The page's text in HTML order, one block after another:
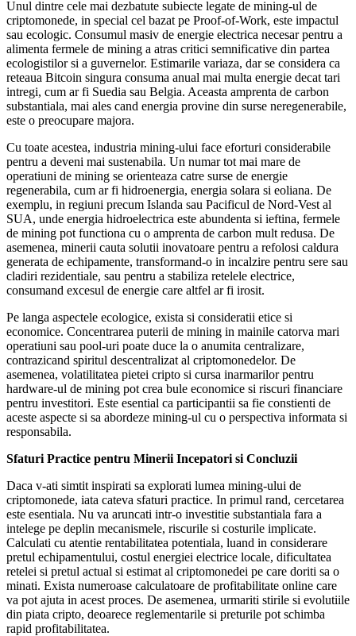
Unul dintre cele mai dezbatute subiecte legate de mining-ul de
criptomonede, in special cel bazat pe Proof-of-Work, este impactul
sau ecologic. Consumul masiv de energie electrica necesar pentru a
alimenta fermele de mining a atras critici semnificative din partea
ecologistilor si a guvernelor. Estimarile variaza, dar se considera ca
reteaua Bitcoin singura consuma anual mai multa energie decat tari
intregi, cum ar fi Suedia sau Belgia. Aceasta amprenta de carbon
substantiala, mai ales cand energia provine din surse neregenerabile,
este o preocupare majora.
Cu toate acestea, industria mining-ului face eforturi considerabile
pentru a deveni mai sustenabila. Un numar tot mai mare de
operatiuni de mining se orienteaza catre surse de energie
regenerabila, cum ar fi hidroenergia, energia solara si eoliana. De
exemplu, in regiuni precum Islanda sau Pacificul de Nord-Vest al
SUA, unde energia hidroelectrica este abundenta si ieftina, fermele
de mining pot functiona cu o amprenta de carbon mult redusa. De
asemenea, minerii cauta solutii inovatoare pentru a refolosi caldura
generata de echipamente, transformand-o in incalzire pentru sere sau
cladiri rezidentiale, sau pentru a stabiliza retelele electrice,
consumand excesul de energie care altfel ar fi irosit.
Pe langa aspectele ecologice, exista si consideratii etice si
economice. Concentrarea puterii de mining in mainile catorva mari
operatiuni sau pool-uri poate duce la o anumita centralizare,
contrazicand spiritul descentralizat al criptomonedelor. De
asemenea, volatilitatea pietei cripto si cursa inarmarilor pentru
hardware-ul de mining pot crea bule economice si riscuri financiare
pentru investitori. Este esential ca participantii sa fie constienti de
aceste aspecte si sa abordeze mining-ul cu o perspectiva informata si
responsabila.
Sfaturi Practice pentru Minerii Incepatori si Concluzii
Daca v-ati simtit inspirati sa explorati lumea mining-ului de
criptomonede, iata cateva sfaturi practice. In primul rand, cercetarea
este esentiala. Nu va aruncati intr-o investitie substantiala fara a
intelege pe deplin mecanismele, riscurile si costurile implicate.
Calculati cu atentie rentabilitatea potentiala, luand in considerare
pretul echipamentului, costul energiei electrice locale, dificultatea
retelei si pretul actual si estimat al criptomonedei pe care doriti sa o
minati. Exista numeroase calculatoare de profitabilitate online care
va pot ajuta in acest proces. De asemenea, urmariti stirile si evolutiile
din piata cripto, deoarece reglementarile si preturile pot schimba
rapid profitabilitatea.